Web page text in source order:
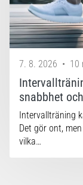
7. 8. 2026 • 10
snabbhet
Intervallträning
Det gör ont,
vilka…